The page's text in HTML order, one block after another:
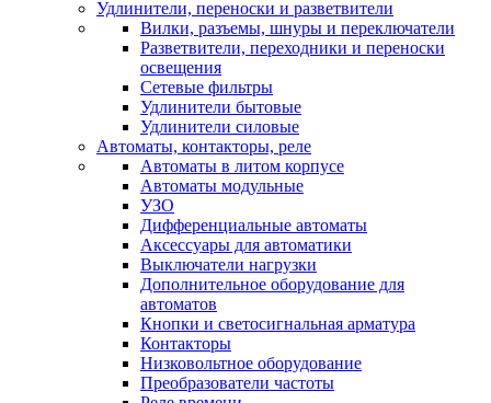
Удлинители, переноски и разветвители
Вилки, разъемы, шнуры и переключатели
Разветвители, переходники и переноски
освещения
Сетевые фильтры
Удлинители бытовые
Удлинители силовые
Автоматы, контакторы, реле
Автоматы в литом корпусе
Автоматы модульные
УЗО
Дифференциальные автоматы
Аксессуары для автоматики
Выключатели нагрузки
Дополнительное оборудование для
автоматов
Кнопки и светосигнальная арматура
Контакторы
Низковольтное оборудование
Преобразователи частоты